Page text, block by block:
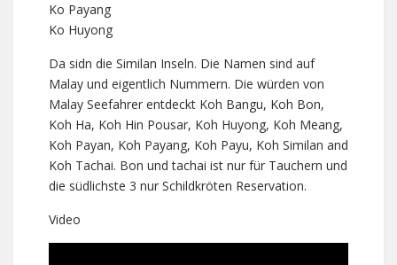
Ko Payang
Ko Huyong
Da sidn die Similan Inseln. Die Namen sind auf
Malay und eigentlich Nummern. Die würden von
Malay Seefahrer entdeckt Koh Bangu, Koh Bon,
Koh Ha, Koh Hin Pousar, Koh Huyong, Koh Meang,
Koh Payan, Koh Payang, Koh Payu, Koh Similan and
Koh Tachai. Bon und tachai ist nur für Tauchern und
die südlichste 3 nur Schildkröten Reservation.
Video